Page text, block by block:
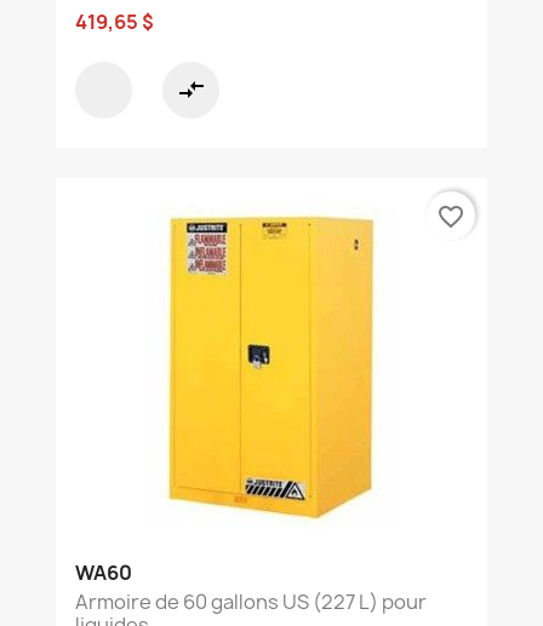
419,65 $
compare_arrows
WA60
Armoire de 60 gallons US (227 L) pour
favorite_border